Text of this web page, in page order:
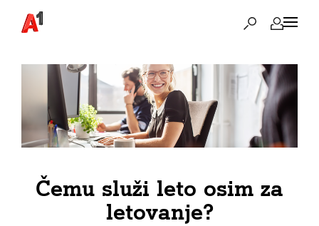
Čemu služi leto osim za
letovanje?